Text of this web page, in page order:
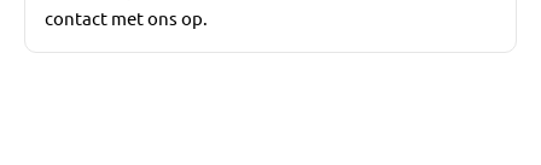
contact met ons op.